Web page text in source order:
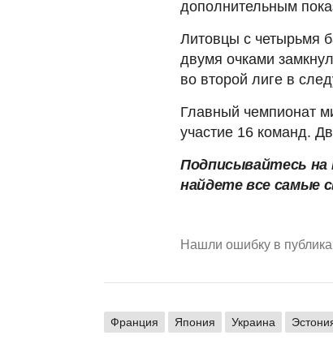
дополнительным
Литовцы с четырьмя
двумя очками
во второй лиге в
Главный чемпионат
участие 16 команд.
Подписывайтесь на
найдете все самые
Нашли ошибку в
Франция Япония Украина